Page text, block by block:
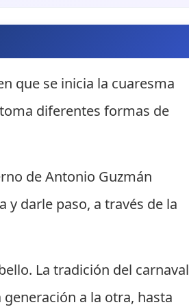
que se inicia la cuaresma
diferentes formas de
de Antonio Guzmán
y darle paso, a través de la
La tradición del carnaval
a la otra, hasta